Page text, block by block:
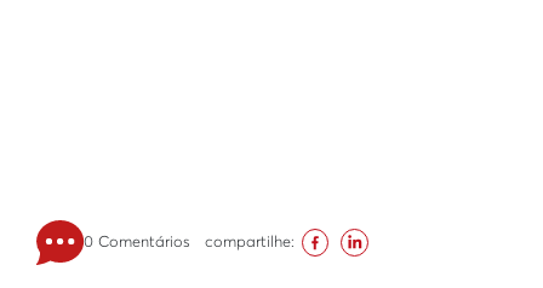
0 Comentários compartilhe: